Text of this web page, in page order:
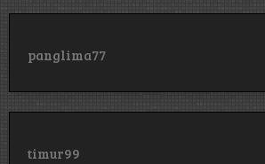
panglima77
timur99